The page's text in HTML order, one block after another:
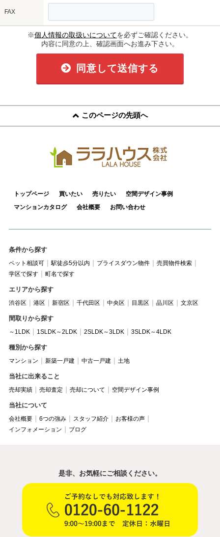
FAX
※個人情報の取扱いについてを必ずご確認ください。
内容に同意の上、確認画面へお進み下さい。
同意して送信する
このページの先頭へ
トップページ 買いたい 売りたい
空間デザイン事例
マンションカタログ
会社概要 お問い合わせ
条件から探す
ペット相談可 駅徒歩5分以内 プライスダウン物件
売買物件検索
学区で探す
町名で探す
エリアから探す
渋谷区 港区 新宿区 千代田区 中央区 目黒区 品川区 文京区
間取りから探す
～1LDK 1SLDK～2LDK 2SLDK～3LDK 3SLDK～4LDK
種別から探す
マンション 新築一戸建 中古一戸建 土地
当社に出来ること
売却実績 売却査定 売却について 空間デザイン事例
当社について
会社概要 6つの強み スタッフ紹介
お客様の声
インフォメーション
ブログ
是非、お気軽にご相談ください。